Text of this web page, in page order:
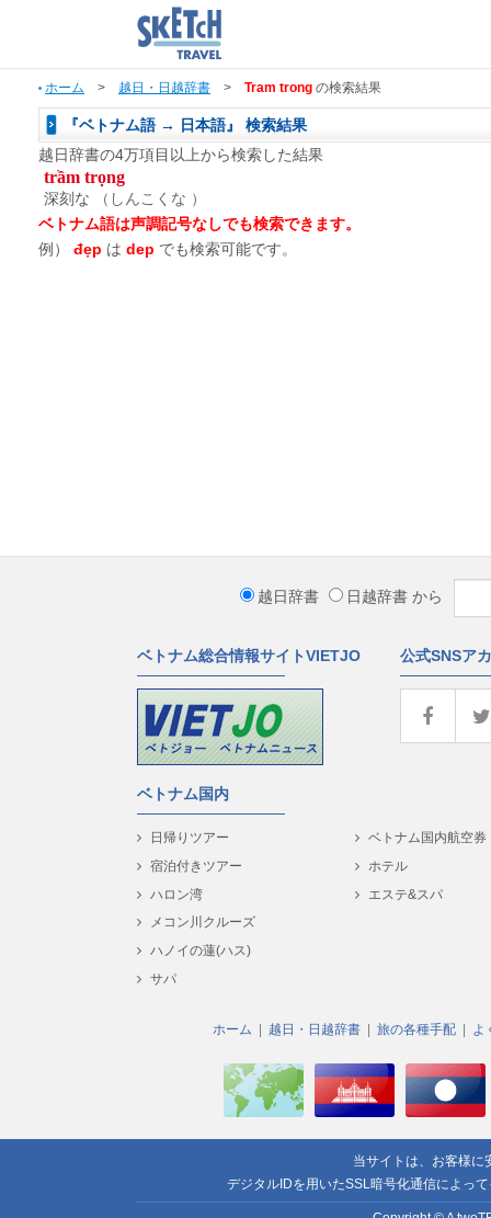
ホーム > 越日・日越辞書 > Tram trong の検索結果
『ベトナム語 → 日本語』 検索結果
越日辞書の4万項目以上から検索した結果
trầm trọng
深刻な （しんこくな ）
ベトナム語は声調記号なしでも検索できます。
例）
đẹp は dep でも検索可能です。
越日辞書 日越辞書 から
ベトナム総合情報サイトVIETJO 公式SNSア
ベトナム国内
日帰りツアー
宿泊付きツアー
ハロン湾
メコン川クルーズ
ハノイの蓮(ハス)
サパ
ベトナム国内航空券
ホテル
エステ&スパ
ホーム 越日・日越辞書 旅の各種手配 よ
当サイトは、お客様に
デジタルIDを用いたSSL暗号化通信によっ